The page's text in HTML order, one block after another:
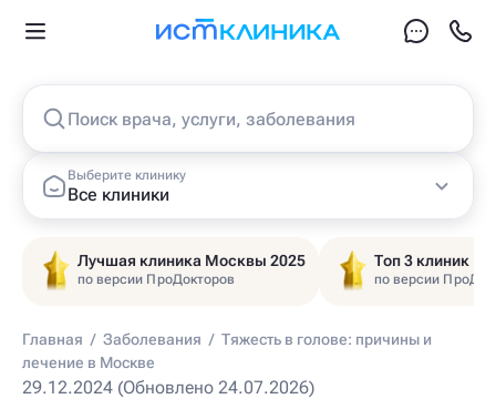
Поиск врача, услуги, заболевания
Выберите клинику
Все клиники
Лучшая клиника Москвы 2025
по версии ПроДокторов
Топ 3 клиник
по версии
Главная / Заболевания / Тяжесть в голове: причины и
лечение в Москве
29.12.2024 (Обновлено 24.07.2026)